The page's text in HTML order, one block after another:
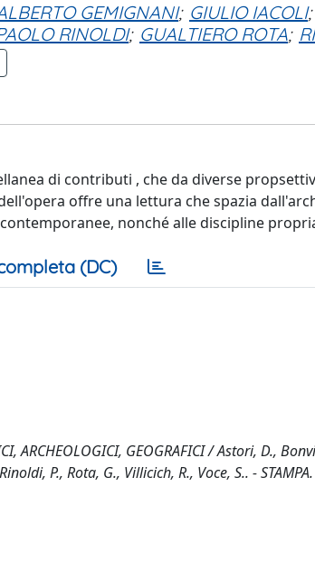
GEMIGNANI; GIULIO IACOLI;
RINOLDI; GUALTIERO ROTA;
di contributi , che da diverse
offre una lettura che spazia
nonché alle discipline
(DC)
ARCHEOLOGICI, GEOGRAFICI / Astori, D.,
P., Rota, G., Villicich, R., Voce, S.. -